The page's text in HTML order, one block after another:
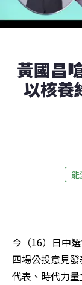
黃國昌
以核養
能
今（16）日中
四場公投意見
代表、時代力